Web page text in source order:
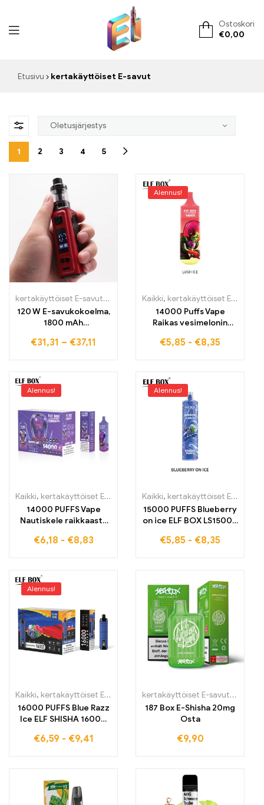
ElementVape.de
Ostoskori
€0,00
Etusivu kertakäyttöiset E-savut
1 2 3 4 5
kertakäyttöiset E-savut
,kertakäyttöiset E-savut Suomi,
120 W E-savukokoelma,
1800 mAh
€31,31 – €37,11
Alennus!
Kaikki, kertakäyttöiset E-savut
14000 Puffs Vape
Raikas vesimelonin
teknologialla Lush Ice
€5,85 - €8,35
Alennus!
Kaikki, kertakäyttöiset E-savut Kertakäyttöiset sähkötupakat Viro
14000 PUFFS Vape
Nautiskele raikkaasta
Grape Ice Smo ELF BOX
€6,18 - €8,83
Alennus!
Kaikki, kertakäyttöiset E-savut
15000 PUFFS Blueberry
on ice ELF BOX LS15000
korkealaatuisille E-
€5,85 - €8,35
Alennus!
Kaikki, kertakäyttöiset E-savut Kertakäyttöiset sähkötupakat Viro
16000 PUFFS Blue Razz
Ice ELF SHISHA 16000
vaativille höyryttäjille
€6,59 - €9,41
kertakäyttöiset E-savut
,
187 Box E-Shisha 20mg
Osta
€9,90